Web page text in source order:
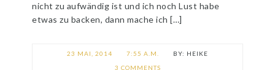
nicht zu aufwändig ist und ich noch Lust habe
etwas zu backen, dann mache ich […]
23 MAI, 2014 7:55 A.M.
HEIKE
3 COMMENTS